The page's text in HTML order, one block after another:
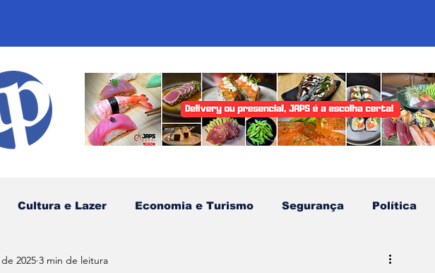
Cultura e Lazer Economia e Turismo Segurança Política
Comunidades Tradicionais
2025 3 min de leitura